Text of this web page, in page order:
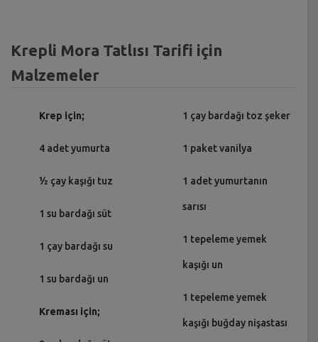
Krepli Mora Tatlısı Tarifi için
Malzemeler
Krep için;
4 adet yumurta
½ çay kaşığı tuz
1 su bardağı süt
1 çay bardağı su
1 su bardağı un
Kreması için;
1 çay bardağı toz şeker
1 paket vanilya
1 adet yumurtanın
sarısı
1 tepeleme yemek
kaşığı un
1 tepeleme yemek
kaşığı buğday nişastası